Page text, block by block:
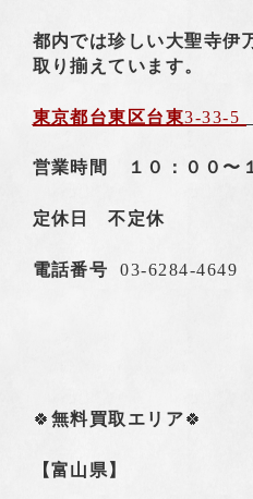
都内では珍しい大聖寺伊
取り揃えています。
東京都台東区台東3-33-5
営業時間 １０：００〜
定休日 不定休
電話番号 03-6284-4649
🍀 無料買取エリア🍀
【富山県】